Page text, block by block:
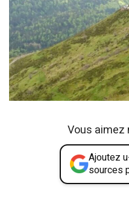
Vous aimez
Ajoutez
sources